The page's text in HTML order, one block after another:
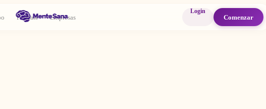
Podcast Empresas
Login
Comenzar